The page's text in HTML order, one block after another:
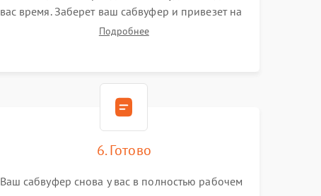
вас время. Заберет ваш сабвуфер и привезет на
склад для диагностики.Подробнее
6. Готово
Ваш сабвуфер снова у вас в полностью рабочем